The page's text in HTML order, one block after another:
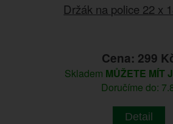
Držák na police 22 x
Cena: 299
Skladem MŮŽETE MÍT
Doručíme do:
Detail